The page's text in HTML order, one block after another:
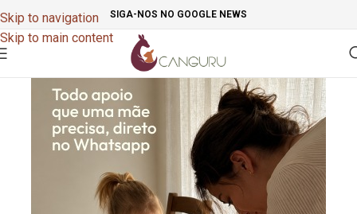
Skip to navigation
Skip to main content
SIGA-NOS NO GOOGLE NEWS